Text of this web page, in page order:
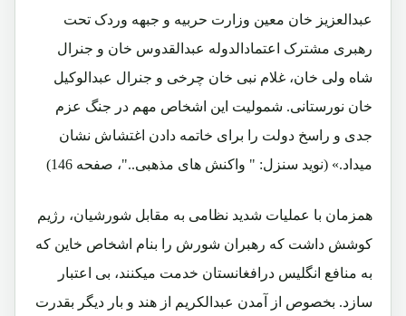
عبدالعزیز خان معین وزارت حربیه و جبهه وردک تحت
رهبری مشترک اعتمادالدوله عبدالقدوس خان و جنرال
شاه ولی خان، غلام نبی خان چرخی و جنرال عبدالوکیل
خان نورستانی. شمولیت این اشخاص مهم در جنگ عزم
جدی و راسخ دولت را برای خاتمه دادن اغتشاش نشان
میداد.» (نوید سنزل: " واکنش های مذهبی.."، صفحه 146)
همزمان با عملیات شدید نظامی به مقابل شورشیان، رژیم
کوشش داشت که رهبران شورش را بنام اشخاص خاین که
به منافع انگلیس درافغانستان خدمت میکنند، بی اعتبار
سازد. بخصوص از آمدن عبدالکریم از هند و بار دیگر بقدرت